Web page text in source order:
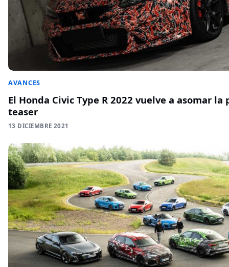
AVANCES
El Honda Civic Type R 2022 vuelve a asomar
teaser
13 DICIEMBRE 2021